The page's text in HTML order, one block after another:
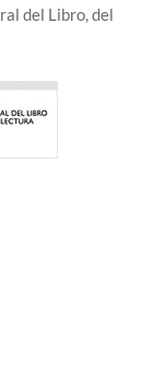
del Libro, del